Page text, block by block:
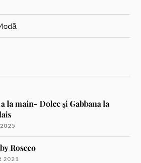
la main- Dolce și Gabbana la
Roseco
2021